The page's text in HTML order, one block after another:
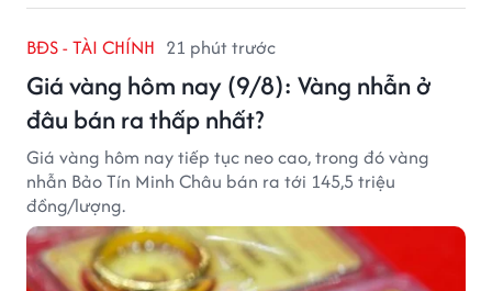
BĐS - TÀI CHÍNH 21 phút trước
Giá vàng hôm nay (9/8): Vàng nhẫn ở
đâu bán ra thấp nhất?
Giá vàng hôm nay tiếp tục neo cao, trong đó vàng
nhẫn Bảo Tín Minh Châu bán ra tới 145,5 triệu
đồng/lượng.